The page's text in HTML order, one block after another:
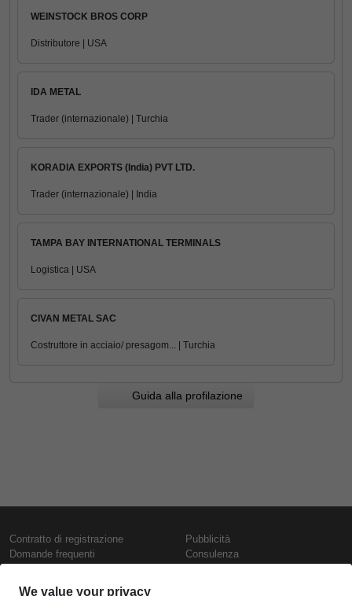
WEINSTOCK BROS CORP
Distributore | USA
IDA METAL
Trader (internazionale) | Turchia
KORADIA EXPORTS (India) PVT LTD.
Trader (internazionale) | India
TAMPA BAY INTERNATIONAL TERMINALS
Logistica | USA
CIVAN METAL SAC
Costruttore in acciaio/ presagom... | Turchia
Guida alla profilazione
Contratto di registrazione
Domande frequenti
Presentazione
Pubblicità
Consulenza